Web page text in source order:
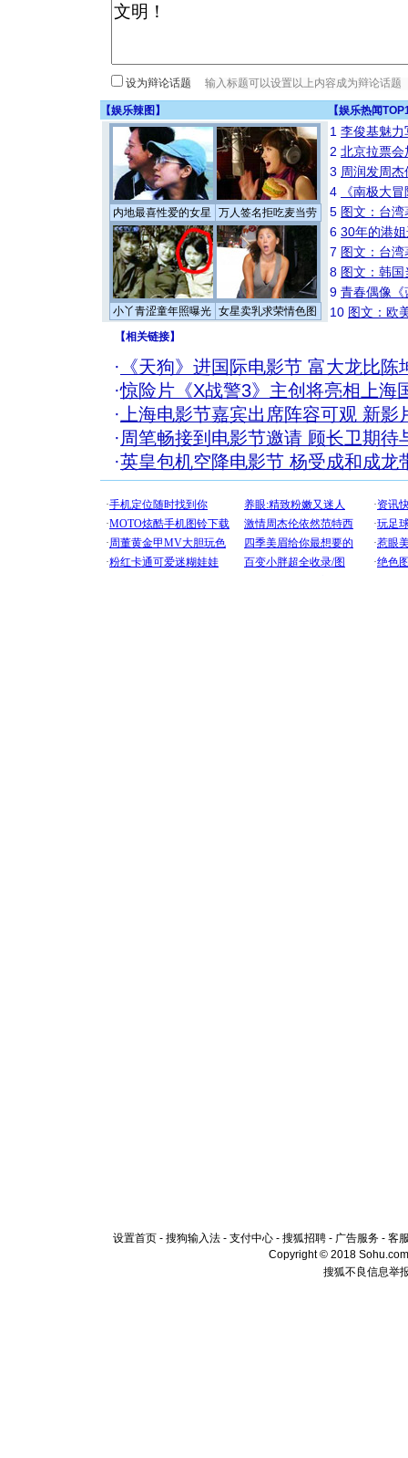
设为辩论话题
【娱乐辣图 】 【娱乐热闻
内地最喜性爱的女星 万人签名拒吃麦当劳
小丫青涩童年照曝光 女星卖乳求荣情色图
1 李俊基魅力
2 北京拉票
3 周润发周
4
《南极大
5 图文：台
6 30年的港
7 图文：台
8 图文：韩
9 青春偶像《
10 图文：欧
【相关链接】
· 《天狗》进国际电影节 富大龙比陈
·惊险片《X战警3》主创将亮相上海
· 上海电影节嘉宾出席阵容可观 新影
·周笔畅接到电影节邀请 顾长卫期待
·英皇包机空降电影节 杨受成和成龙
设置首页 - 搜狗输入法 - 支付中心 - 搜狐招聘 - 广告服务 - 客
Copyright © 2018
搜狐不良信息举